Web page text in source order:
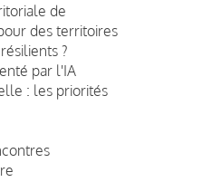
de
des territoires
?
par l'IA
: les priorités